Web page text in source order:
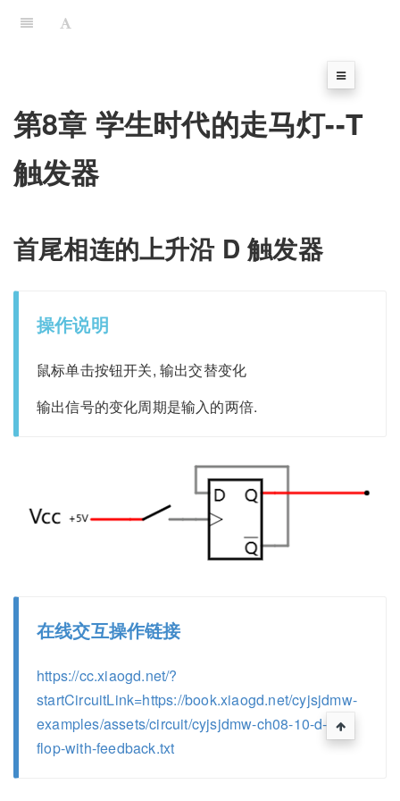
第8章 学生时代的走马灯--T
触发器
首尾相连的上升沿 D 触发器
操作说明
鼠标单击按钮开关, 输出交替变化
输出信号的变化周期是输入的两倍.
在线交互操作链接
https://cc.xiaogd.net/?
startCircuitLink=https://book.xiaogd.net/cyjsjdmw-
examples/assets/circuit/cyjsjdmw-ch08-10-d-flip-
flop-with-feedback.txt